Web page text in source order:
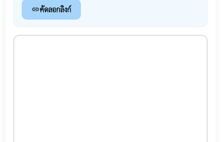
linkคัดลอกลิงก์